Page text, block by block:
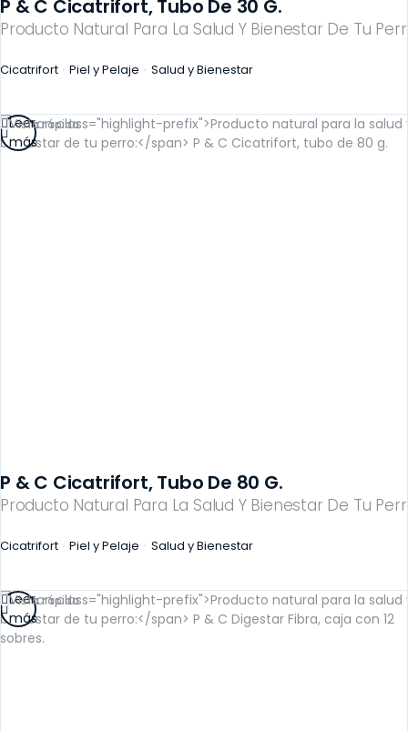
Producto Natural Para La Salud Y Bienestar De Tu
P & C Cicatrifort, Tubo De 30 G.
Cicatrifort Piel y Pelaje Salud y Bienestar
Vista rápida
Producto Natural Para La Salud Y Bienestar De Tu
P & C Cicatrifort, Tubo De 80 G.
Cicatrifort Piel y Pelaje Salud y Bienestar
Leer
más
Vista rápida
Leer
más